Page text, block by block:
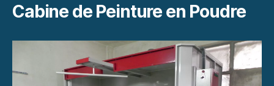
Cabine de Peinture en Poudre